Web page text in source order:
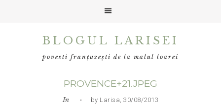
BLOGUL LARISEI
povesti franțuzești de la malul loarei
PROVENCE+21.JPEG
In • by Larisa, 30/08/2013